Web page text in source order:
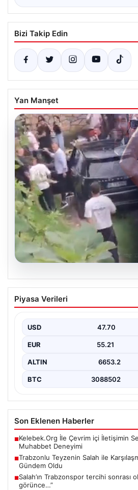
Bizi Takip Edin
Yan Manşet
07.08.2026
Trabzonlu Teyzenin
Karşılaşma Anı Sosyal
Trabzonlu bir teyzemizin ünlü
Piyasa Verileri
USD 47.70
EUR 55.21
ALTIN 6653.2
BTC 3088502
Son Eklenen Haberler
■Kelebek.Org İle Çevrim içi İletişimin
Muhabbet Deneyimi
■Trabzonlu Teyzenin Salah ile
Gündem Oldu
■Salah’ın Trabzonspor tercihi sonrası
görünce…”